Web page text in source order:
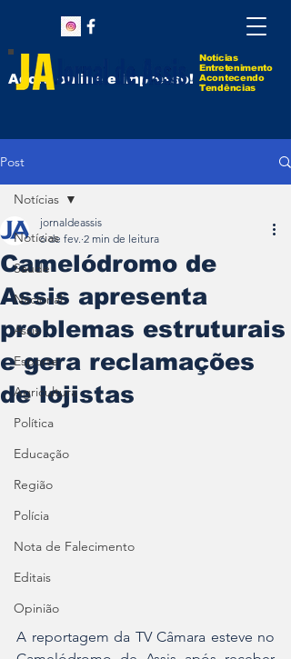
Notícias
Entretenimento
Acontecendo
Tendências
Agora online e impresso!
Post
Notícias
Saúde
Nacional
Assis
Esporte
Agricultura
Política
Educação
Região
Polícia
Nota de Falecimento
Editais
Opinião
Notícias
Camelódromo de
Assis apresenta
problemas estruturais
e gera reclamações
de lojistas
jornaldeassis
6 de fev. 2 min de leitura
A reportagem da TV Câmara esteve no